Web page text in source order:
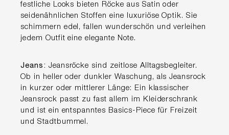
festliche Looks bieten Röcke aus Satin oder
seidenähnlichen Stoffen eine luxuriöse Optik. Sie
schimmern edel, fallen wunderschön und verleihen
jedem Outfit eine elegante Note.
Jeans: Jeansröcke sind zeitlose Alltagsbegleiter.
Ob in heller oder dunkler Waschung, als Jeansrock
in kurzer oder mittlerer Länge: Ein klassischer
Jeansrock passt zu fast allem im Kleiderschrank
und ist ein entspanntes Basics-Piece für Freizeit
und Stadtbummel.